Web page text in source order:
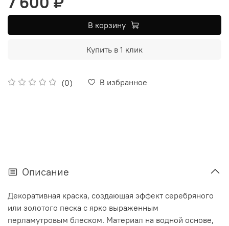
(0) В избранное
В корзину
Купить в 1 клик
Описание
Декоративная краска, создающая эффект серебряного
или золотого песка с ярко выраженным
перламутровым блеском. Материал на водной основе,